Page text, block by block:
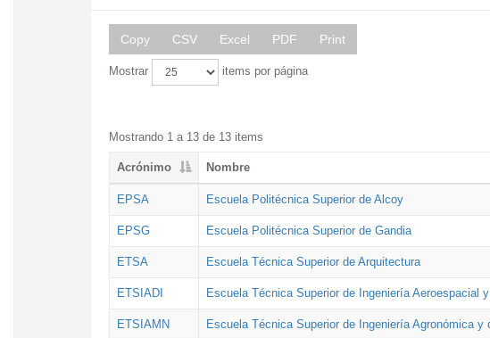
Copy CSV Excel PDF Print
Mostrar items por página
Mostrando 1 a 13 de 13 items
Acrónimo Nombre
EPSA Escuela Politécnica Superior de Alcoy
EPSG Escuela Politécnica Superior de Gandia
ETSA Escuela Técnica Superior de Arquitectura
ETSIADI Escuela Técnica Superior de Ingeniería Aeroespacial
ETSIAMN Escuela Técnica Superior de Ingeniería Agronómica y